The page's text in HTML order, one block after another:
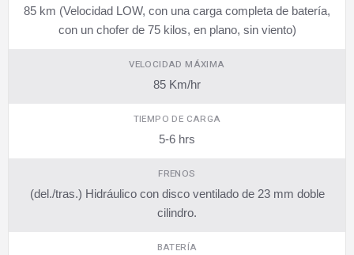
85 km (Velocidad LOW, con una carga completa de batería,
con un chofer de 75 kilos, en plano, sin viento)
VELOCIDAD MÁXIMA
85 Km/hr
TIEMPO DE CARGA
5-6 hrs
FRENOS
(del./tras.) Hidráulico con disco ventilado de 23 mm doble
cilindro.
BATERÍA